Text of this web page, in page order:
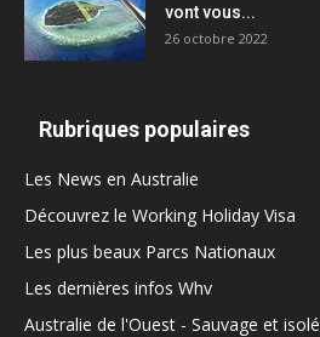
vont vous...
26 octobre 2022
Rubriques populaires
Les News en Australie
Découvrez le Working Holiday Visa
Les plus beaux Parcs Nationaux
Les dernières infos Whv
Australie de l'Ouest - Sauvage et isolé